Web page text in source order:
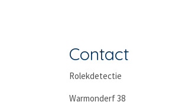
Contact
Rolekdetectie
Warmonderf 38